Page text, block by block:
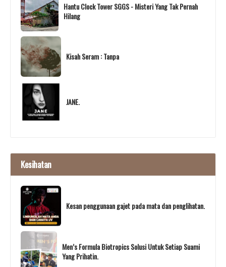
Hantu Clock Tower SGGS - Misteri Yang Tak Pernah
Hilang
Kisah Seram : Tanpa
JANE.
Kesihatan
Kesan penggunaan gajet pada mata dan penglihatan.
Men’s Formula Biotropics Solusi Untuk Setiap Suami
Yang Prihatin.